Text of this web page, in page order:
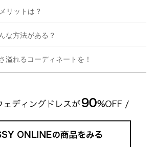
リットは？
な方法がある？
溢れるコーディネートを！